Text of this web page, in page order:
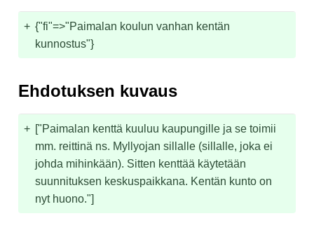
+ {"fi"=>"Paimalan koulun vanhan kentän
kunnostus"}
Ehdotuksen kuvaus
+ ["Paimalan kenttä kuuluu kaupungille ja se toimii
mm. reittinä ns. Myllyojan sillalle (sillalle, joka ei
johda mihinkään). Sitten kenttää käytetään
suunnituksen keskuspaikkana. Kentän kunto on
nyt huono."]